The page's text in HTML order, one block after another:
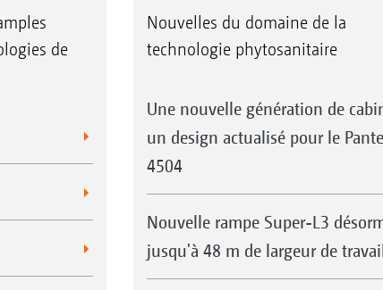
de
Nouvelles du domaine de la
technologie phytosanitaire
Une nouvelle génération de
un design actualisé pour le
4504
Nouvelle rampe Super-L3
jusqu'à 48 m de largeur de